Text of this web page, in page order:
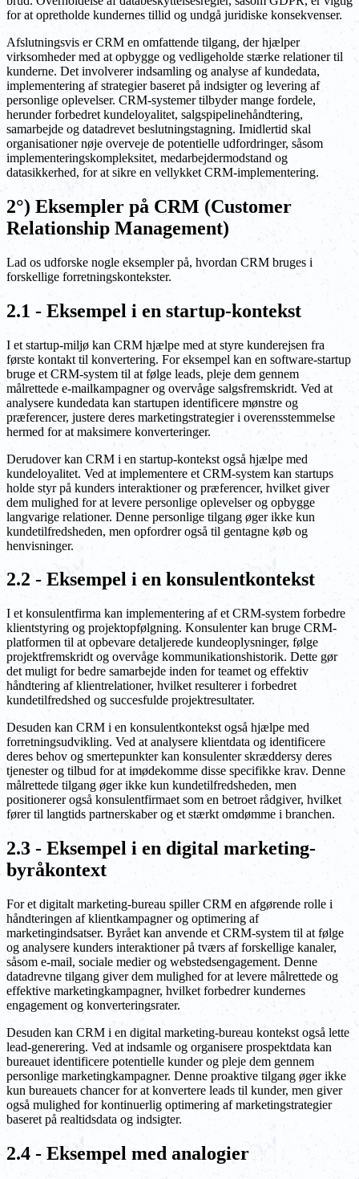
for at opretholde kundernes tillid og undgå juridiske konsekvenser.
Afslutningsvis er CRM en omfattende tilgang, der hjælper
virksomheder med at opbygge og vedligeholde stærke relationer til
kunderne. Det involverer indsamling og analyse af kundedata,
implementering af strategier baseret på indsigter og levering af
personlige oplevelser. CRM-systemer tilbyder mange fordele,
herunder forbedret kundeloyalitet, salgspipelinehåndtering,
samarbejde og datadrevet beslutningstagning. Imidlertid skal
organisationer nøje overveje de potentielle udfordringer, såsom
implementeringskompleksitet, medarbejdermodstand og
datasikkerhed, for at sikre en vellykket CRM-implementering.
2°) Eksempler på CRM (Customer
Relationship Management)
Lad os udforske nogle eksempler på, hvordan CRM bruges i
forskellige forretningskontekster.
2.1 - Eksempel i en startup-kontekst
I et startup-miljø kan CRM hjælpe med at styre kunderejsen fra
første kontakt til konvertering. For eksempel kan en software-startup
bruge et CRM-system til at følge leads, pleje dem gennem
målrettede e-mailkampagner og overvåge salgsfremskridt. Ved at
analysere kundedata kan startupen identificere mønstre og
præferencer, justere deres marketingstrategier i overensstemmelse
hermed for at maksimere konverteringer.
Derudover kan CRM i en startup-kontekst også hjælpe med
kundeloyalitet. Ved at implementere et CRM-system kan startups
holde styr på kunders interaktioner og præferencer, hvilket giver
dem mulighed for at levere personlige oplevelser og opbygge
langvarige relationer. Denne personlige tilgang øger ikke kun
kundetilfredsheden, men opfordrer også til gentagne køb og
henvisninger.
2.2 - Eksempel i en konsulentkontekst
I et konsulentfirma kan implementering af et CRM-system forbedre
klientstyring og projektopfølgning. Konsulenter kan bruge CRM-
platformen til at opbevare detaljerede kundeoplysninger, følge
projektfremskridt og overvåge kommunikationshistorik. Dette gør
det muligt for bedre samarbejde inden for teamet og effektiv
håndtering af klientrelationer, hvilket resulterer i forbedret
kundetilfredshed og succesfulde projektresultater.
Desuden kan CRM i en konsulentkontekst også hjælpe med
forretningsudvikling. Ved at analysere klientdata og identificere
deres behov og smertepunkter kan konsulenter skræddersy deres
tjenester og tilbud for at imødekomme disse specifikke krav. Denne
målrettede tilgang øger ikke kun kundetilfredsheden, men
positionerer også konsulentfirmaet som en betroet rådgiver, hvilket
fører til langtids partnerskaber og et stærkt omdømme i branchen.
2.3 - Eksempel i en digital marketing-
byråkontext
For et digitalt marketing-bureau spiller CRM en afgørende rolle i
håndteringen af klientkampagner og optimering af
marketingindsatser. Byrået kan anvende et CRM-system til at følge
og analysere kunders interaktioner på tværs af forskellige kanaler,
såsom e-mail, sociale medier og webstedsengagement. Denne
datadrevne tilgang giver dem mulighed for at levere målrettede og
effektive marketingkampagner, hvilket forbedrer kundernes
engagement og konverteringsrater.
Desuden kan CRM i en digital marketing-bureau kontekst også lette
lead-generering. Ved at indsamle og organisere prospektdata kan
bureauet identificere potentielle kunder og pleje dem gennem
personlige marketingkampagner. Denne proaktive tilgang øger ikke
kun bureauets chancer for at konvertere leads til kunder, men giver
også mulighed for kontinuerlig optimering af marketingstrategier
baseret på realtidsdata og indsigter.
2.4 - Eksempel med analogier